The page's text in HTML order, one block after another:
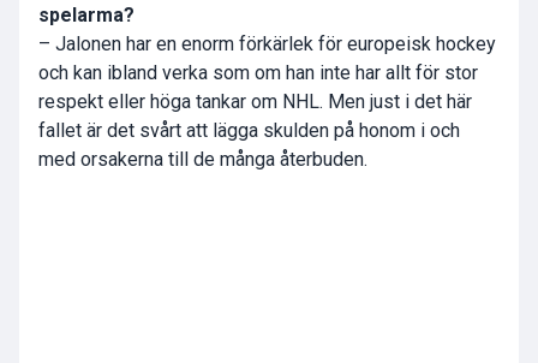
spelarma?
– Jalonen har en enorm förkärlek för europeisk hockey
och kan ibland verka som om han inte har allt för stor
respekt eller höga tankar om NHL. Men just i det här
fallet är det svårt att lägga skulden på honom i och
med orsakerna till de många återbuden.